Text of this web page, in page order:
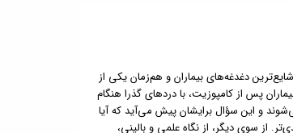
دغدغه‌های بیماران و هم‌زمان یکی از
پس از کامپوزیت، با دردهای گذرا هنگام
و این سؤال برایشان پیش می‌آید که آیا
سوی دیگر، از نگاه علمی و بالینی،